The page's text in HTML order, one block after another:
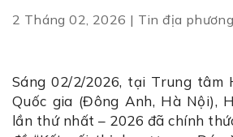
2 Tháng 02, 2026 | Tin địa phương
Sáng 02/2/2026, tại Trung tâm
Quốc gia (Đông Anh, Hà Nội),
lần thứ nhất – 2026 đã chính